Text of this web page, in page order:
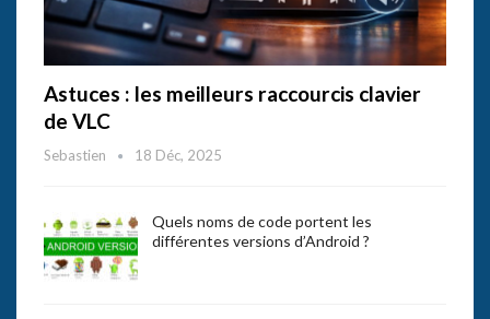
Astuces : les meilleurs raccourcis clavier
de VLC
Sebastien 18 Déc, 2025
Quels noms de code portent les
différentes versions d’Android ?